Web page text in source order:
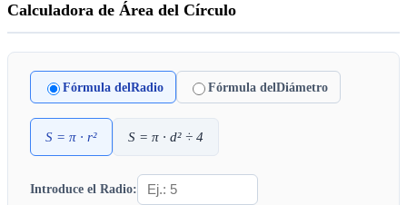
Calculadora de Área del Círculo
Fórmula delRadio Fórmula delDiámetro
S = π · r² S = π · d² ÷ 4
Introduce el Radio: